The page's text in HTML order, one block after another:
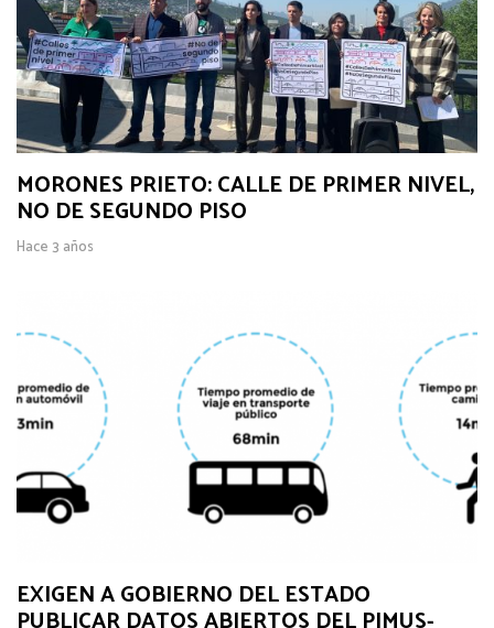
MORONES PRIETO: CALLE DE PRIMER NIVEL,
NO DE SEGUNDO PISO
Hace 3 años
EXIGEN A GOBIERNO DEL ESTADO